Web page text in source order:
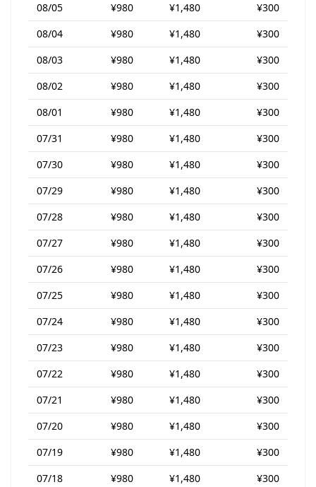
08/05
¥980 ¥1,480
¥300
08/04
¥980 ¥1,480
¥300
08/03
¥980 ¥1,480
¥300
08/02
¥980 ¥1,480
¥300
08/01
¥980 ¥1,480
¥300
07/31
¥980 ¥1,480
¥300
07/30
¥980 ¥1,480
¥300
07/29
¥980 ¥1,480
¥300
07/28
¥980 ¥1,480
¥300
07/27
¥980 ¥1,480
¥300
07/26
¥980 ¥1,480
¥300
07/25
¥980 ¥1,480
¥300
07/24
¥980 ¥1,480
¥300
07/23
¥980 ¥1,480
¥300
07/22
¥980 ¥1,480
¥300
07/21
¥980 ¥1,480
¥300
07/20
¥980 ¥1,480
¥300
07/19
¥980 ¥1,480
¥300
07/18
¥980 ¥1,480
¥300